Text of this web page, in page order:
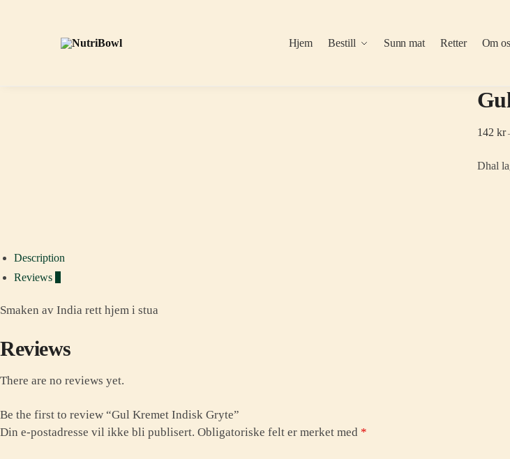
Hjem Bestill Sunn mat Retter Om
142 kr
Dhal
Description
Reviews
Smaken av India rett hjem i stua
Reviews
There are no reviews yet.
Be the first to review “Gul Kremet Indisk Gryte”
Din e-postadresse vil ikke bli publisert. Obligatoriske felt er merket med *